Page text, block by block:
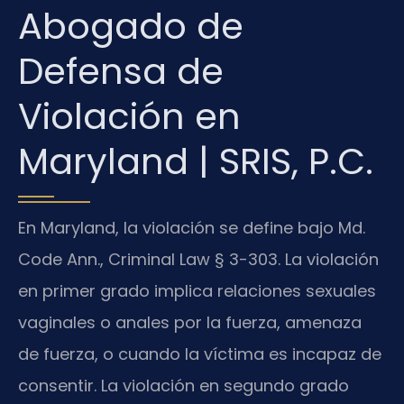
Abogado de
Defensa de
Violación en
Maryland | SRIS, P.C.
En Maryland, la violación se define bajo Md.
Code Ann., Criminal Law § 3-303. La violación
en primer grado implica relaciones sexuales
vaginales o anales por la fuerza, amenaza
de fuerza, o cuando la víctima es incapaz de
consentir. La violación en segundo grado